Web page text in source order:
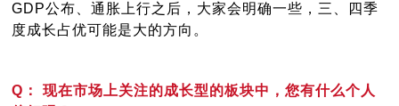
GDP公布、通胀上行之后，大家会明确一些，三、四季
度成长占优可能是大的方向。
Q： 现在市场上关注的成长型的板块中，您有什么个人